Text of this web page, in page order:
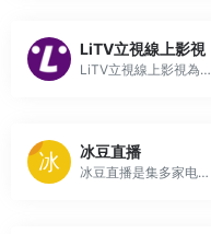
LiTV立視線上影視
LiTV立視線上影視為台灣最大合法正版高畫質線上看電視，有400個頻道及6大館隨選影片，新聞、電視頻道、電影、台陸日韓戲劇、綜藝、動漫，各類免費影視內容，多螢跨載具觀賞，精彩內容隨時看。
冰豆直播
冰豆直播是集多家电视直播、影视直播、电台直播和音乐于一身的综合直播网站，能够在线收看电视台直播、电影直播，收听音乐，播放流畅、完全免费!